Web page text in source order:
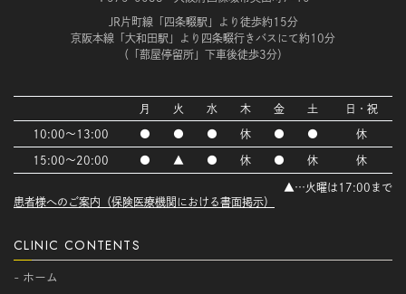
JR片町線「四条畷駅」より徒歩約15分
京阪本線「大和田駅」より四条畷行きバスにて約10分
（「蔀屋停留所」下車後徒歩3分）
月 火 水 木 金 土 日・祝
10:00～13:00 ● ● ● 休 ● ● 休
15:00～20:00 ● ▲ ● 休 ● 休 休
▲…火曜は17:00まで
患者様へのご案内（保険医療機関における書面掲示）
CLINIC CONTENTS
- ホーム